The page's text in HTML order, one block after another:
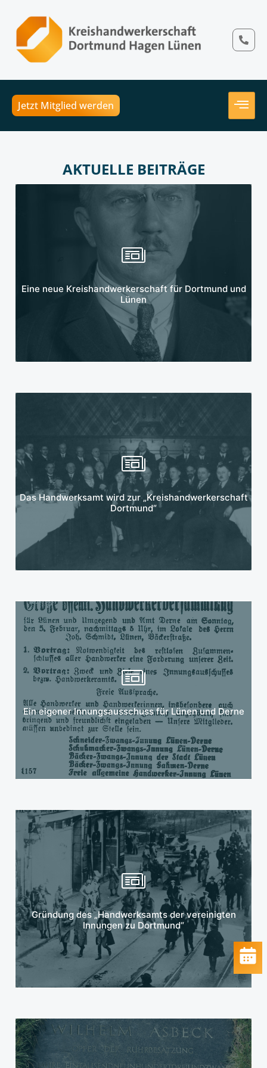
Jetzt Mitglied werden
AKTUELLE BEITRÄGE
Eine neue Kreishandwerkerschaft für Dortmund und
Lünen
Mehr erfahren
Das Handwerksamt wird zur „Kreishandwerkerschaft
Dortmund“
Mehr erfahren
Ein eigener Innungsausschuss für Lünen und Derne
Mehr erfahren
Gründung des „Handwerksamts der vereinigten
Innungen zu Dortmund“
Mehr erfahren